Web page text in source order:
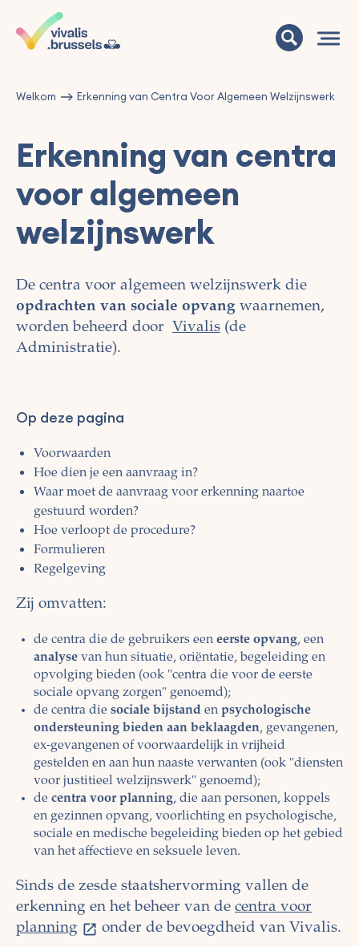
Welkom Erkenning van Centra Voor Algemeen Welzijnswerk
Erkenning van centra
voor algemeen
welzijnswerk
De centra voor algemeen welzijnswerk die
opdrachten van sociale opvang waarnemen,
worden beheerd door Vivalis (de
Administratie).
Op deze pagina
Voorwaarden
Hoe dien je een aanvraag in?
Waar moet de aanvraag voor erkenning naartoe
gestuurd worden?
Hoe verloopt de procedure?
Formulieren
Regelgeving
Zij omvatten:
de centra die de gebruikers een eerste opvang, een
analyse van hun situatie, oriëntatie, begeleiding en
opvolging bieden (ook "centra die voor de eerste
sociale opvang zorgen" genoemd);
de centra die sociale bijstand en psychologische
ondersteuning bieden aan beklaagden, gevangenen,
ex-gevangenen of voorwaardelijk in vrijheid
gestelden en aan hun naaste verwanten (ook "diensten
voor justitieel welzijnswerk" genoemd);
de centra voor planning, die aan personen, koppels
en gezinnen opvang, voorlichting en psychologische,
sociale en medische begeleiding bieden op het gebied
van het affectieve en seksuele leven.
Sinds de zesde staatshervorming vallen de
erkenning en het beheer van de centra voor
planning
onder de bevoegdheid van Vivalis.